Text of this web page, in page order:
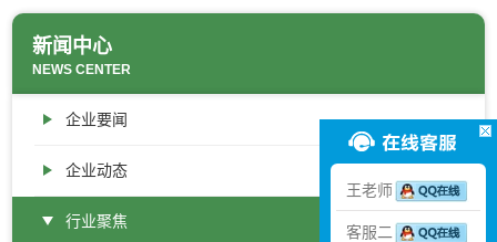
新闻中心
NEWS CENTER
企业要闻
企业动态
行业聚焦
王老师
客服二